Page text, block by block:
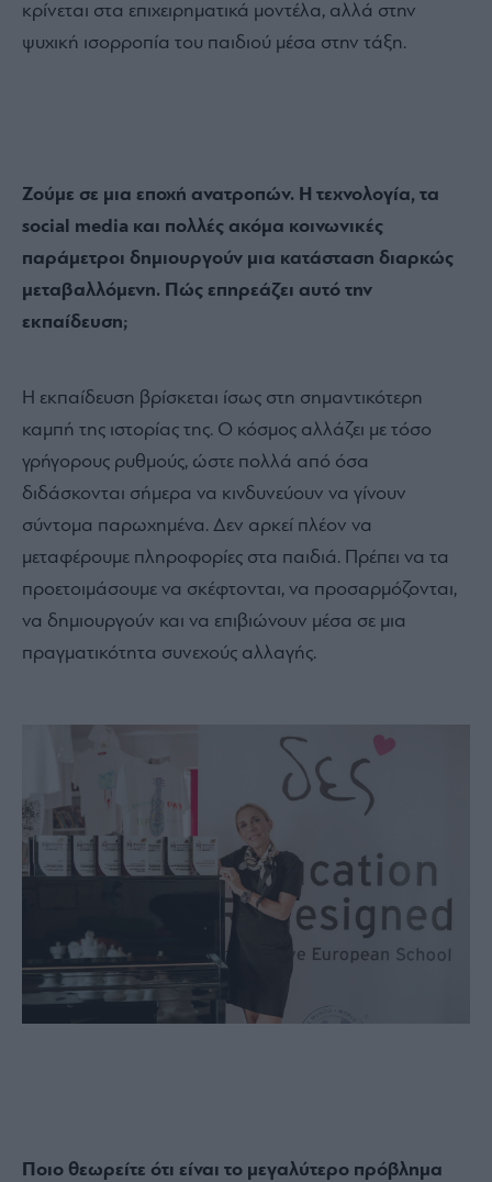
κρίνεται στα επιχειρηματικά μοντέλα, αλλά στην
ψυχική ισορροπία του παιδιού μέσα στην τάξη.
Ζούμε σε μια εποχή ανατροπών. Η τεχνολογία, τα
social media και πολλές ακόμα κοινωνικές
παράμετροι δημιουργούν μια κατάσταση διαρκώς
μεταβαλλόμενη. Πώς επηρεάζει αυτό την
εκπαίδευση;
Η εκπαίδευση βρίσκεται ίσως στη σημαντικότερη
καμπή της ιστορίας της. Ο κόσμος αλλάζει με τόσο
γρήγορους ρυθμούς, ώστε πολλά από όσα
διδάσκονται σήμερα να κινδυνεύουν να γίνουν
σύντομα παρωχημένα. Δεν αρκεί πλέον να
μεταφέρουμε πληροφορίες στα παιδιά. Πρέπει να τα
προετοιμάσουμε να σκέφτονται, να προσαρμόζονται,
να δημιουργούν και να επιβιώνουν μέσα σε μια
πραγματικότητα συνεχούς αλλαγής.
Ποιο θεωρείτε ότι είναι το μεγαλύτερο πρόβλημα